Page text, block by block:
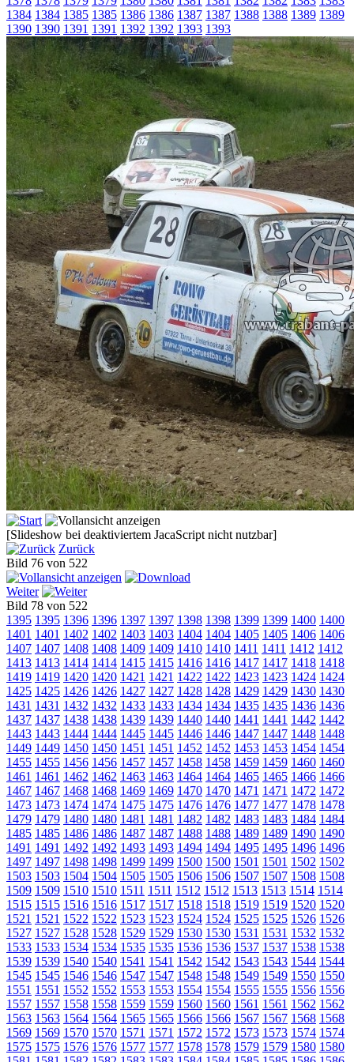
1384 1384 1385 1385 1386 1386 1387 1387 1388 1388 1389 1389
1390 1390 1391 1391 1392 1392 1393 1393
[Slideshow bei deaktiviertem JacaScript nicht nutzbar]
Zurück
Bild 76 von 522
Weiter
Bild 78 von 522
1395 1395 1396 1396 1397 1397 1398 1398 1399 1399 1400 1400
1401 1401 1402 1402 1403 1403 1404 1404 1405 1405 1406 1406
1407 1407 1408 1408 1409 1409 1410 1410 1411 1411 1412 1412
1413 1413 1414 1414 1415 1415 1416 1416 1417 1417 1418 1418
1419 1419 1420 1420 1421 1421 1422 1422 1423 1423 1424 1424
1425 1425 1426 1426 1427 1427 1428 1428 1429 1429 1430 1430
1431 1431 1432 1432 1433 1433 1434 1434 1435 1435 1436 1436
1437 1437 1438 1438 1439 1439 1440 1440 1441 1441 1442 1442
1443 1443 1444 1444 1445 1445 1446 1446 1447 1447 1448 1448
1449 1449 1450 1450 1451 1451 1452 1452 1453 1453 1454 1454
1455 1455 1456 1456 1457 1457 1458 1458 1459 1459 1460 1460
1461 1461 1462 1462 1463 1463 1464 1464 1465 1465 1466 1466
1467 1467 1468 1468 1469 1469 1470 1470 1471 1471 1472 1472
1473 1473 1474 1474 1475 1475 1476 1476 1477 1477 1478 1478
1479 1479 1480 1480 1481 1481 1482 1482 1483 1483 1484 1484
1485 1485 1486 1486 1487 1487 1488 1488 1489 1489 1490 1490
1491 1491 1492 1492 1493 1493 1494 1494 1495 1495 1496 1496
1497 1497 1498 1498 1499 1499 1500 1500 1501 1501 1502 1502
1503 1503 1504 1504 1505 1505 1506 1506 1507 1507 1508 1508
1509 1509 1510 1510 1511 1511 1512 1512 1513 1513 1514 1514
1515 1515 1516 1516 1517 1517 1518 1518 1519 1519 1520 1520
1521 1521 1522 1522 1523 1523 1524 1524 1525 1525 1526 1526
1527 1527 1528 1528 1529 1529 1530 1530 1531 1531 1532 1532
1533 1533 1534 1534 1535 1535 1536 1536 1537 1537 1538 1538
1539 1539 1540 1540 1541 1541 1542 1542 1543 1543 1544 1544
1545 1545 1546 1546 1547 1547 1548 1548 1549 1549 1550 1550
1551 1551 1552 1552 1553 1553 1554 1554 1555 1555 1556 1556
1557 1557 1558 1558 1559 1559 1560 1560 1561 1561 1562 1562
1563 1563 1564 1564 1565 1565 1566 1566 1567 1567 1568 1568
1569 1569 1570 1570 1571 1571 1572 1572 1573 1573 1574 1574
1575 1575 1576 1576 1577 1577 1578 1578 1579 1579 1580 1580